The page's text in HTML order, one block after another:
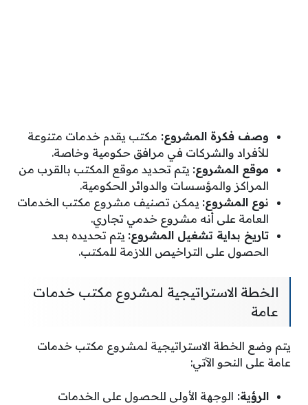
وصف فكرة المشروع: مكتب يقدم خدمات متنوعة
للأفراد والشركات في مرافق حكومية وخاصة.
موقع المشروع: يتم تحديد موقع المكتب بالقرب من
المراكز والمؤسسات والدوائر الحكومية.
نوع المشروع: يمكن تصنيف مشروع مكتب الخدمات
العامة على أنه مشروع خدمي تجاري.
تاريخ بداية تشغيل المشروع: يتم تحديده بعد
الحصول على التراخيص اللازمة للمكتب.
الخطة الاستراتيجية لمشروع مكتب خدمات
عامة
يتم وضع الخطة الاستراتيجية لمشروع مكتب خدمات
عامة على النحو الآتي:
الرؤية: الوجهة الأولى للحصول على الخدمات